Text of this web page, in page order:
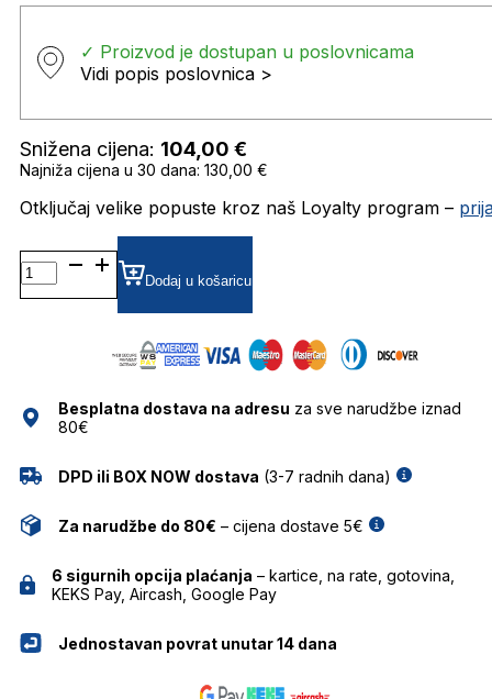
✓ Proizvod je dostupan u poslovnicama
Vidi popis poslovnica >
Snižena cijena: 104,00 €
Najniža cijena u 30 dana: 130,00 €
Otključaj velike popuste kroz naš Loyalty program –
ZOCO
PARSLEY
BKWH
količina
Dodaj u košaricu
Besplatna dostava na adresu za sve narudžbe iznad
80€
DPD ili BOX NOW dostava (3-7 radnih dana)
Za narudžbe do 80€ – cijena dostave 5€
6 sigurnih opcija plaćanja – kartice, na rate, gotovina,
KEKS Pay, Aircash, Google Pay
Jednostavan povrat unutar 14 dana